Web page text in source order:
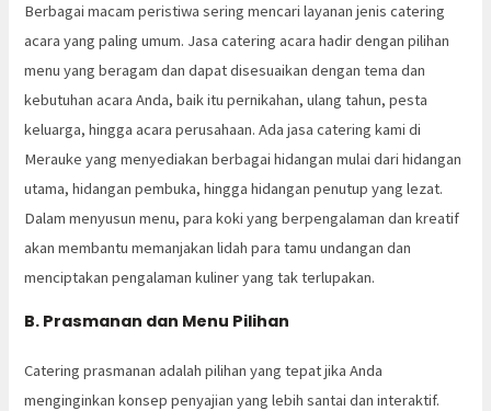
Berbagai macam peristiwa sering mencari layanan jenis catering
acara yang paling umum. Jasa catering acara hadir dengan pilihan
menu yang beragam dan dapat disesuaikan dengan tema dan
kebutuhan acara Anda, baik itu pernikahan, ulang tahun, pesta
keluarga, hingga acara perusahaan. Ada jasa catering kami di
Merauke yang menyediakan berbagai hidangan mulai dari hidangan
utama, hidangan pembuka, hingga hidangan penutup yang lezat.
Dalam menyusun menu, para koki yang berpengalaman dan kreatif
akan membantu memanjakan lidah para tamu undangan dan
menciptakan pengalaman kuliner yang tak terlupakan.
B. Prasmanan dan Menu Pilihan
Catering prasmanan adalah pilihan yang tepat jika Anda
menginginkan konsep penyajian yang lebih santai dan interaktif.